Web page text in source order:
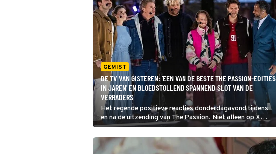
GEMIST
DE TV VAN GISTEREN: 'EEN VAN DE BESTE THE PASSION-EDITIES
IN JAREN' EN BLOEDSTOLLEND SPANNEND SLOT VAN DE
VERRADERS
Het regende positieve reacties donderdagavond tijdens
en na de uitzending van The Passion. Niet alleen op X
waren kijkers enthousiast. Ook Tina Nijkamp omschreef
het als de beste editie in jaren.